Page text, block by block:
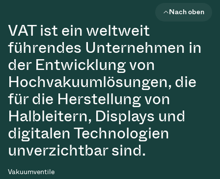
VAT ist ein weltweit
führendes Unternehmen in
der Entwicklung von
Hochvakuumlösungen, die
für die Herstellung von
Halbleitern, Displays und
digitalen Technologien
unverzichtbar sind.
Nach oben
Vakuumventile